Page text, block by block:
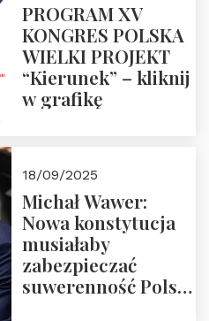
PROGRAM XV
KONGRES POLSKA
WIELKI PROJEKT
“Kierunek” – kliknij
w grafikę
18/09/2025
Michał Wawer:
Nowa konstytucja
musiałaby
zabezpieczać
suwerenność Polski